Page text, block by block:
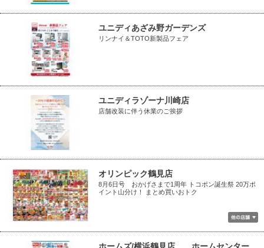
ユニディあざみ野ガーデンズ
リンナイ＆TOTO新製品フェア
ユニディラゾーナ川崎店
店舗改装に伴う休業のご挨拶
オリンピック鶴見店
8月6日号 おかげさまで1周年 トコポン誕生祭 20万ポ
イント山分け！ まとめ買いおトク